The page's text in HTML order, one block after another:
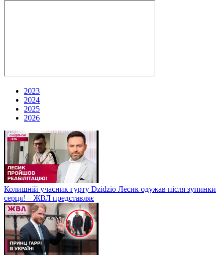
2023
2024
2025
2026
Колишній учасник гурту Dzidzio Лесик одужав після зупинки
серця! – ЖВЛ представляє